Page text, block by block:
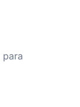
para